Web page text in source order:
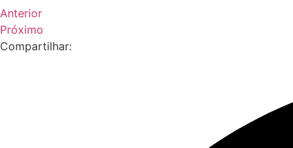
Anterior
Próximo
Compartilhar: